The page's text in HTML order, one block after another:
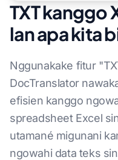
TXT kanggo
lan apa kita
Nggunakake fitur
DocTranslator
efisien kanggo
spreadsheet Excel
utamané migunani
ngowahi data teks